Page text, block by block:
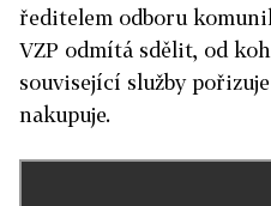
ředitelem odboru
VZP odmítá sdělit, od
související služby
nakupuje.